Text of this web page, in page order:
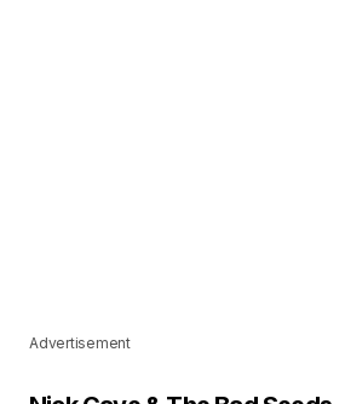
Advertisement